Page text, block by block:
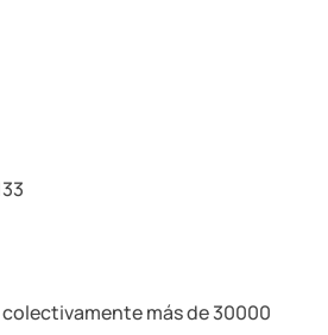
más de 30000